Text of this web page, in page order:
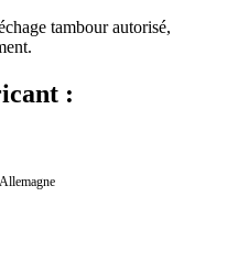
tambour autorisé,
: